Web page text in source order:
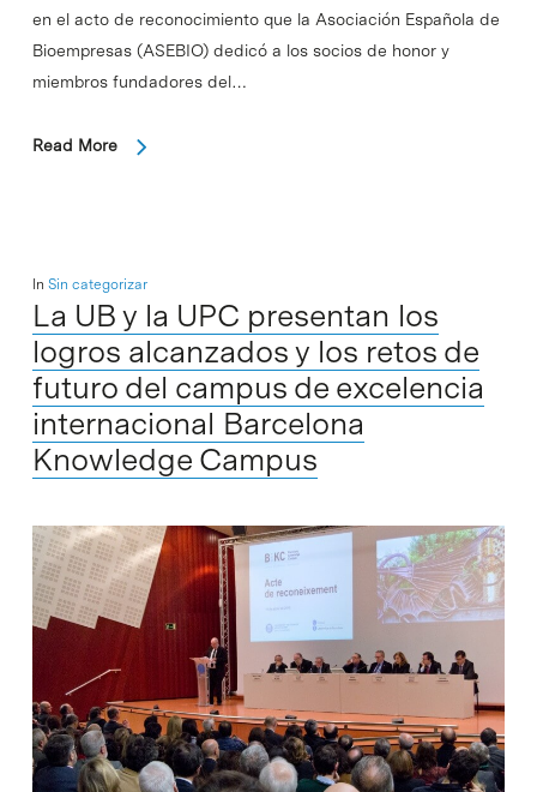
en el acto de reconocimiento que la Asociación Española de
Bioempresas (ASEBIO) dedicó a los socios de honor y
miembros fundadores del…
Read More
In Sin categorizar
La UB y la UPC presentan los
logros alcanzados y los retos de
futuro del campus de excelencia
internacional Barcelona
Knowledge Campus